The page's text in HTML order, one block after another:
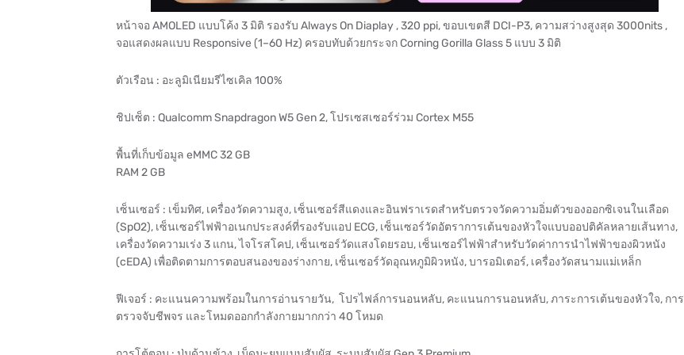
หน้าจอ AMOLED แบบโค้ง 3 มิติ รองรับ Always On Diaplay , 320 ppi, ขอบเขตสี DCI-P3, ความสว่างสูงสุด 3000nits ,
จอแสดงผลแบบ Responsive (1–60 Hz) ครอบทับด้วยกระจก Corning Gorilla Glass 5 แบบ 3 มิติ
ตัวเรือน : อะลูมิเนียมรีไซเคิล 100%
ชิปเซ็ต : Qualcomm Snapdragon W5 Gen 2, โปรเซสเซอร์ร่วม Cortex M55
พื้นที่เก็บข้อมูล eMMC 32 GB
RAM 2 GB
เซ็นเซอร์ : เข็มทิศ, เครื่องวัดความสูง, เซ็นเซอร์สีแดงและอินฟราเรดสำหรับตรวจวัดความอิ่มตัวของออกซิเจนในเลือด
(SpO2), เซ็นเซอร์ไฟฟ้าอเนกประสงค์ที่รองรับแอป ECG, เซ็นเซอร์วัดอัตราการเต้นของหัวใจแบบออปติคัลหลายเส้นทาง,
เครื่องวัดความเร่ง 3 แกน, ไจโรสโคป, เซ็นเซอร์วัดแสงโดยรอบ, เซ็นเซอร์ไฟฟ้าสำหรับวัดค่าการนำไฟฟ้าของผิวหนัง
(cEDA) เพื่อติดตามการตอบสนองของร่างกาย, เซ็นเซอร์วัดอุณหภูมิผิวหนัง, บารอมิเตอร์, เครื่องวัดสนามแม่เหล็ก
ฟีเจอร์ : คะแนนความพร้อมในการอ่านรายวัน, โปรไฟล์การนอนหลับ, คะแนนการนอนหลับ, ภาระการเต้นของหัวใจ, การ
ตรวจจับชีพจร และโหมดออกกำลังกายมากกว่า 40 โหมด